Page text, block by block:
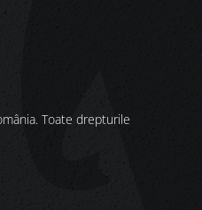
Toate drepturile